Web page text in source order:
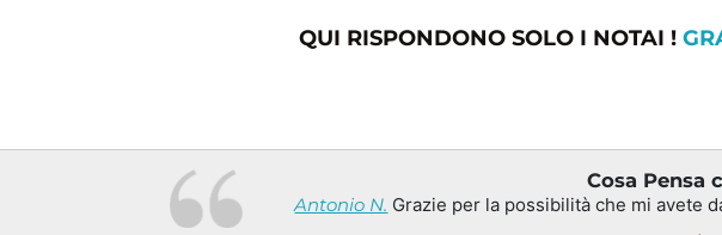
QUI RISPONDONO SOLO I NOTAI !
Cosa Pensa
Antonio N. Grazie per la possibilità che mi avete